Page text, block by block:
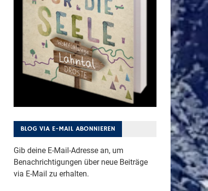
BLOG VIA E-MAIL ABONNIEREN
Gib deine E-Mail-Adresse an, um
Benachrichtigungen über neue Beiträge
via E-Mail zu erhalten.